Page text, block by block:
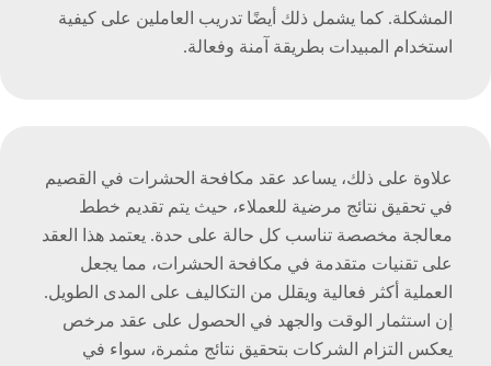
المشكلة. كما يشمل ذلك أيضًا تدريب العاملين على كيفية
استخدام المبيدات بطريقة آمنة وفعالة.
علاوة على ذلك، يساعد عقد مكافحة الحشرات في القصيم
في تحقيق نتائج مرضية للعملاء، حيث يتم تقديم خطط
معالجة مخصصة تناسب كل حالة على حدة. يعتمد هذا العقد
على تقنيات متقدمة في مكافحة الحشرات، مما يجعل
العملية أكثر فعالية ويقلل من التكاليف على المدى الطويل.
إن استثمار الوقت والجهد في الحصول على عقد مرخص
يعكس التزام الشركات بتحقيق نتائج مثمرة، سواء في